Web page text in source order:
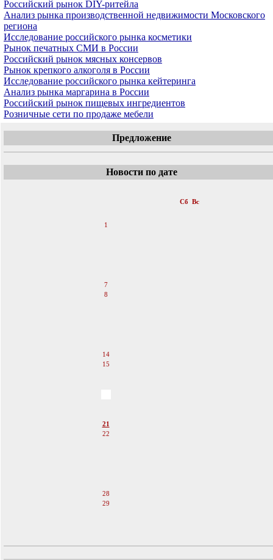
Российский рынок DIY-ритейла
Анализ рынка производственной недвижимости Московского
региона
Исследование российского рынка косметики
Рынок печатных СМИ в России
Российский рынок мясных консервов
Рынок крепкого алкоголя в России
Исследование российского рынка кейтеринга
Анализ рынка маргарина в России
Российский рынок пищевых ингредиентов
Розничные сети по продаже мебели
Предложение
Новости по дате
Сб Вс
1
7
8
14
15
21
22
28
29